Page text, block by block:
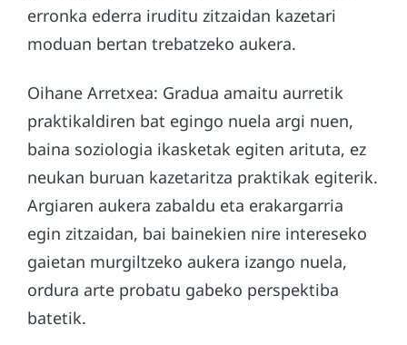
erronka ederra iruditu zitzaidan kazetari
moduan bertan trebatzeko aukera.
Oihane Arretxea: Gradua amaitu aurretik
praktikaldiren bat egingo nuela argi nuen,
baina soziologia ikasketak egiten arituta, ez
neukan buruan kazetaritza praktikak egiterik.
Argiaren aukera zabaldu eta erakargarria
egin zitzaidan, bai bainekien nire intereseko
gaietan murgiltzeko aukera izango nuela,
ordura arte probatu gabeko perspektiba
batetik.